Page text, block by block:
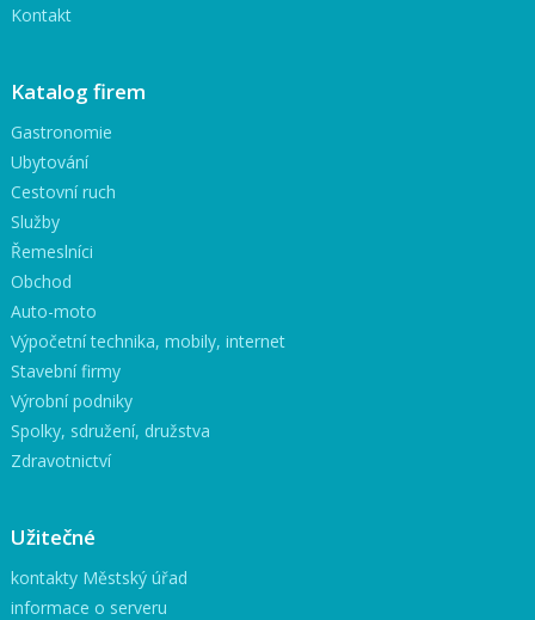
Kontakt
Katalog firem
Gastronomie
Ubytování
Cestovní ruch
Služby
Řemeslníci
Obchod
Auto-moto
Výpočetní technika, mobily, internet
Stavební firmy
Výrobní podniky
Spolky, sdružení, družstva
Zdravotnictví
Užitečné
kontakty Městský úřad
informace o serveru